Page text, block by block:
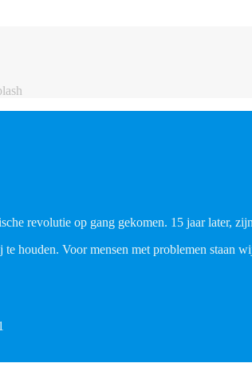
revolutie op gang gekomen. 15 jaar later,
houden. Voor mensen met problemen staan